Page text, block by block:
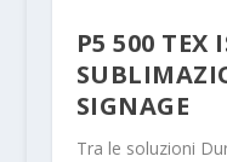
P5 500 TEX
SIGNAGE
Tra le soluzioni